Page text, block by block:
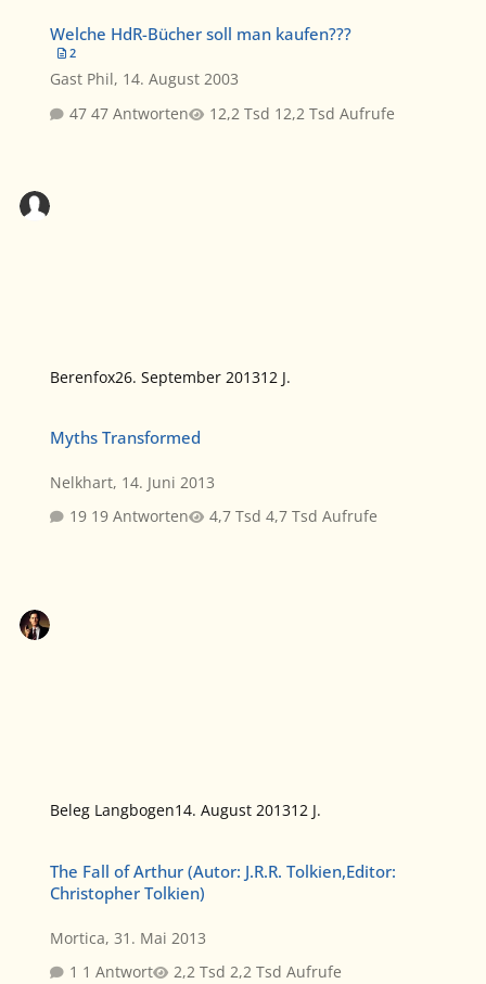
Welche HdR-Bücher soll man kaufen???
2
Gast Phil, 14. August 2003
47 Antworten
12,2 Tsd Aufrufe
Berenfox26. September 201312 J.
Myths Transformed
Nelkhart, 14. Juni 2013
19 Antworten
4,7 Tsd Aufrufe
Beleg Langbogen14. August 201312 J.
The Fall of Arthur (Autor: J.R.R. Tolkien,Editor:
Christopher Tolkien)
Mortica,31. Mai 2013
1 Antwort
2,2 Tsd Aufrufe